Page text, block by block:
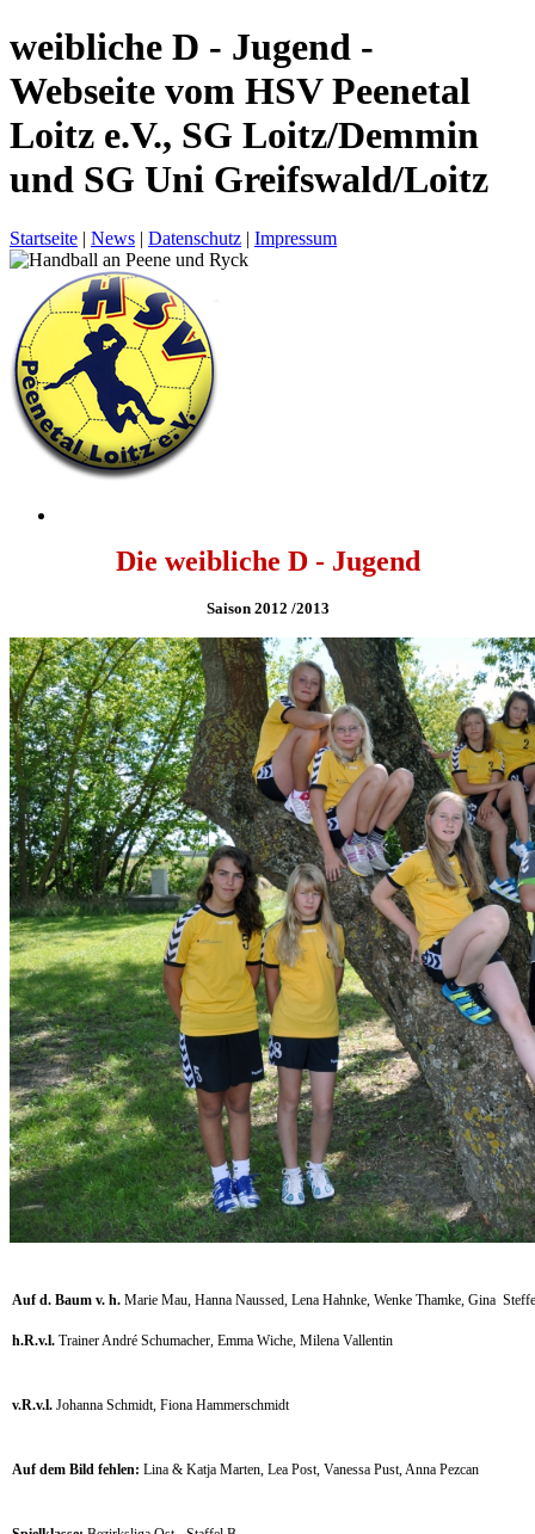
weibliche D - Jugend -
Webseite vom HSV Peenetal
Loitz e.V., SG Loitz/Demmin
und SG Uni Greifswald/Loitz
Startseite | News | Datenschutz | Impressum
Die weibliche D - Jugend
Saison 2012 /2013
Auf d. Baum v. h. Marie Mau, Hanna Naussed, Lena Hahnke, Wenke Thamke, Gina
h.R.v.l. Trainer André Schumacher, Emma Wiche, Milena Vallentin
v.R.v.l. Johanna Schmidt, Fiona Hammerschmidt
Auf dem Bild fehlen: Lina & Katja Marten, Lea Post, Vanessa Pust, Anna Pezcan